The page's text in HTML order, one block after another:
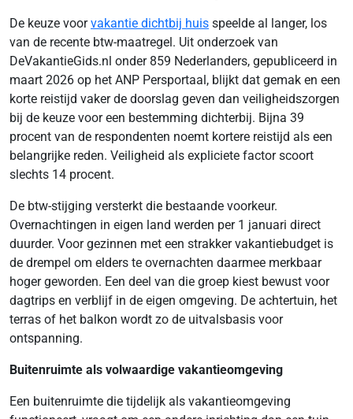
De keuze voorvakantie dichtbij huis speelde al langer, los
van de recente btw-maatregel. Uit onderzoek van
DeVakantieGids.nl onder 859 Nederlanders, gepubliceerd in
maart 2026 op het ANP Persportaal, blijkt dat gemak en een
korte reistijd vaker de doorslag geven dan veiligheidszorgen
bij de keuze voor een bestemming dichterbij. Bijna 39
procent van de respondenten noemt kortere reistijd als een
belangrijke reden. Veiligheid als expliciete factor scoort
slechts 14 procent.
De btw-stijging versterkt die bestaande voorkeur.
Overnachtingen in eigen land werden per 1 januari direct
duurder. Voor gezinnen met een strakker vakantiebudget is
de drempel om elders te overnachten daarmee merkbaar
hoger geworden. Een deel van die groep kiest bewust voor
dagtrips en verblijf in de eigen omgeving. De achtertuin, het
terras of het balkon wordt zo de uitvalsbasis voor
ontspanning.
Buitenruimte als volwaardige vakantieomgeving
Een buitenruimte die tijdelijk als vakantieomgeving